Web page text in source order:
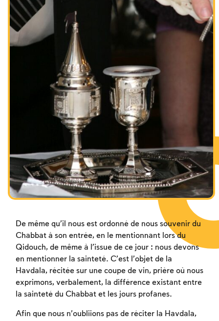
De même qu’il nous est ordonné de nous souvenir du
Chabbat à son entrée, en le mentionnant lors du
Qidouch, de même à l’issue de ce jour : nous devons
en mentionner la sainteté. C’est l’objet de la
Havdala, récitée sur une coupe de vin, prière où nous
exprimons, verbalement, la différence existant entre
la sainteté du Chabbat et les jours profanes.
Afin que nous n’oubliions pas de réciter la Havdala,